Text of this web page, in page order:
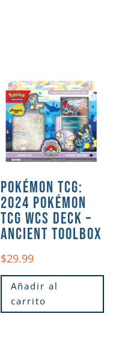
POKÉMON TCG:
2024 POKÉMON
TCG WCS DECK –
ANCIENT TOOLBOX
$29.99
Añadir al
carrito